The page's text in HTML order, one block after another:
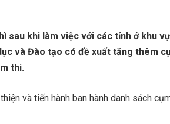
sau khi làm việc với các tỉnh ở khu
và Đào tạo có đề xuất tăng thêm
thi.
và tiến hành ban hành danh sách